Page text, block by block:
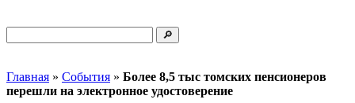
Главная » События » Более 8,5 тыс томских пенсионеров
перешли на электронное удостоверение